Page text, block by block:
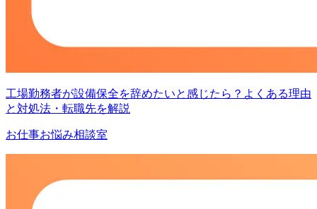
工場勤務者が設備保全を辞めたいと感じたら？よくある理由
と対処法・転職先を解説
お仕事お悩み相談室